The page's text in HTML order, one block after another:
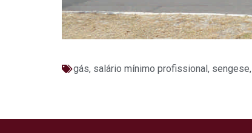
gás, salário mínimo profissional , sengese,